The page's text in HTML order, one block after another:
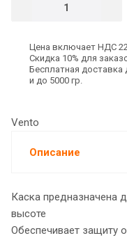
Цена включает НДС
Скидка 10% для
Бесплатная
и до 5000 гр.
Vento
Описание
Каска предназначена
высоте
Обеспечивает защиту